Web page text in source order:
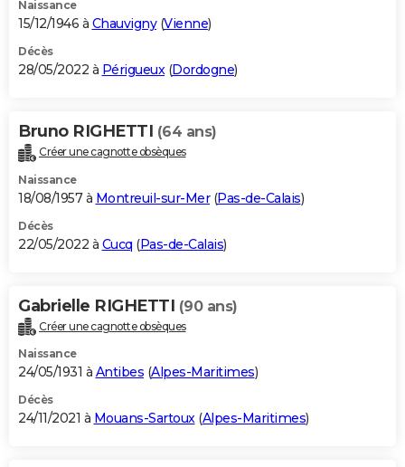
Naissance
15/12/1946 à Chauvigny(Vienne)
Décès
28/05/2022 à Périgueux(Dordogne)
Bruno RIGHETTI (64 ans)
Créer une cagnotte obsèques
Naissance
18/08/1957 à Montreuil-sur-Mer(Pas-de-Calais)
Décès
22/05/2022 à Cucq (Pas-de-Calais)
Gabrielle RIGHETTI (90 ans)
Créer une cagnotte obsèques
Naissance
24/05/1931 à Antibes (Alpes-Maritimes)
Décès
24/11/2021 à Mouans-Sartoux(Alpes-Maritimes)